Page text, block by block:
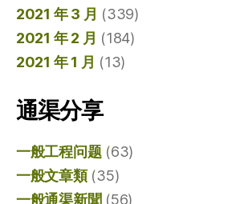
2021 年 3 月 (339)
2021 年 2 月 (184)
2021 年 1 月 (13)
通渠分享
一般工程问题(63)
一般文章類(35)
一般通渠新聞 (56)